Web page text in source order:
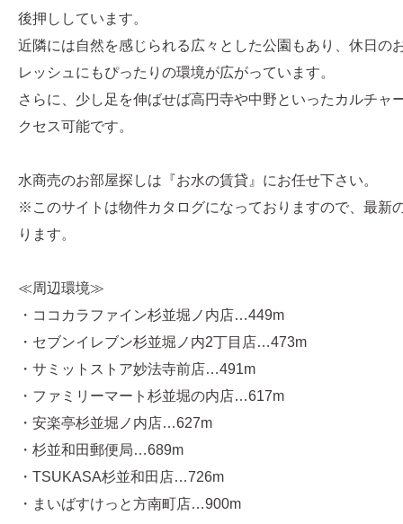
後押ししています。
近隣には自然を感じられる広々とした公園もあり、休日の
レッシュにもぴったりの環境が広がっています。
さらに、少し足を伸ばせば高円寺や中野といったカルチャ
クセス可能です。
水商売のお部屋探しは『お水の賃貸』にお任せ下さい。
※このサイトは物件カタログになっておりますので、最新
ります。
≪周辺環境≫
・ココカラファイン杉並堀ノ内店…449m
・セブンイレブン杉並堀ノ内2丁目店…473m
・サミットストア妙法寺前店…491m
・ファミリーマート杉並堀の内店…617m
・安楽亭杉並堀ノ内店…627m
・杉並和田郵便局…689m
・TSUKASA杉並和田店…726m
・まいばすけっと方南町店…900m